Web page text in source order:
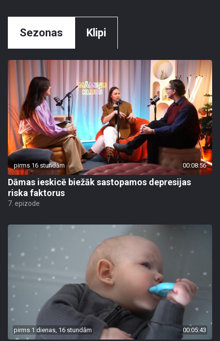
Sezonas Klipi
pirms 16 stundām 00:08:56
Dāmas ieskicē biežāk sastopamos depresijas
riska faktorus
7. epizode
pirms 1 dienas, 16 stundām 00:05:43